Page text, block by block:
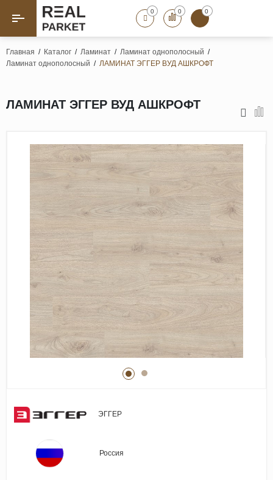
Назад Назад
Штучный паркет
Массивная доска
Инженерная доска
Паркетная доска
Полы для ванных комнат
Террасная доска
Пробковые покрытия
Ламинат
Виниловые покрытия
Стеновые панели
Лепнина
Клеевая продукция
Паркетные лаки и масла
0 0 0
Главная / Каталог / Ламинат / Ламинат однополосный /
Ламинат однополосный / ЛАМИНАТ ЭГГЕР ВУД АШКРОФТ
ЛАМИНАТ ЭГГЕР ВУД АШКРОФТ
ЭГГЕР
Россия